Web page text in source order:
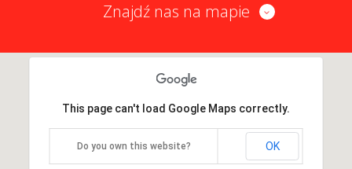
Znajdź nas na mapie
This page can't load Google Maps correctly.
Do you own this website? OK